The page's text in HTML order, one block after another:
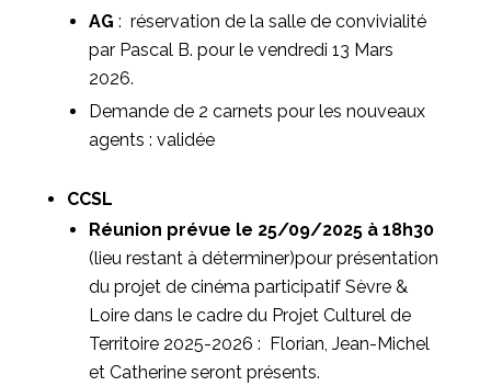
AG : réservation de la salle de convivialité
par Pascal B. pour le vendredi 13 Mars
2026.
Demande de 2 carnets pour les nouveaux
agents : validée
CCSL
Réunion prévue le 25/09/2025 à 18h30
(lieu restant à déterminer)pour présentation
du projet de cinéma participatif Sèvre &
Loire dans le cadre du Projet Culturel de
Territoire 2025-2026 : Florian, Jean-Michel
et Catherine seront présents.